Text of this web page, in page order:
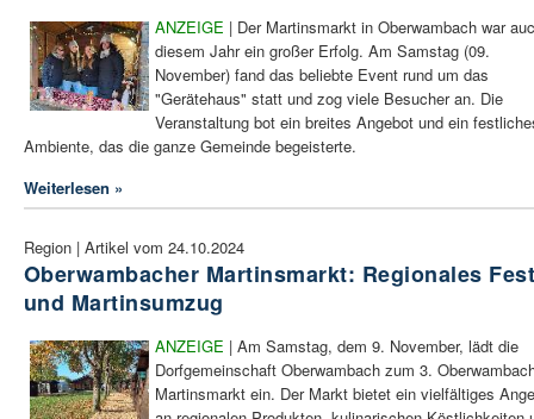
ANZEIGE | Der Martinsmarkt in Oberwambach war
diesem Jahr ein großer Erfolg. Am Samstag (09.
November) fand das beliebte Event rund um das
"Gerätehaus" statt und zog viele Besucher an. Die
Veranstaltung bot ein breites Angebot und ein
Ambiente, das die ganze Gemeinde begeisterte.
Weiterlesen »
Region | Artikel vom 24.10.2024
Oberwambacher Martinsmarkt: Regionales
und Martinsumzug
ANZEIGE | Am Samstag, dem 9. November, lädt die
Dorfgemeinschaft Oberwambach zum 3.
Martinsmarkt ein. Der Markt bietet ein vielfältiges